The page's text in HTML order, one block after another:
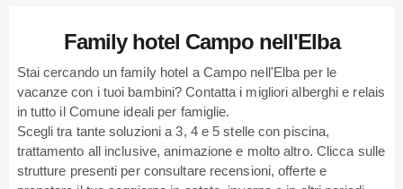
Family hotel Campo nell'Elba
Stai cercando un family hotel a Campo nell'Elba per le
vacanze con i tuoi bambini? Contatta i migliori alberghi e relais
in tutto il Comune ideali per famiglie.
Scegli tra tante soluzioni a 3, 4 e 5 stelle con piscina,
trattamento all inclusive, animazione e molto altro. Clicca sulle
strutture presenti per consultare recensioni, offerte e